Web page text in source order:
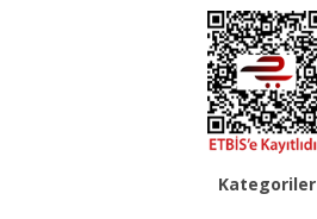
Kategoriler